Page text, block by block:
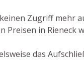
Zugriff mehr
Preisen in Rieneck
das